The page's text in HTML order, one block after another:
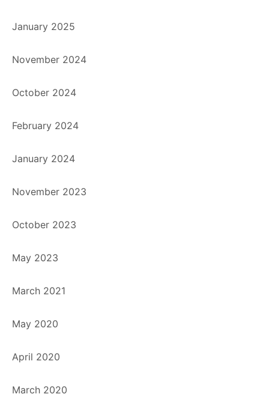
January 2025
November 2024
October 2024
February 2024
January 2024
November 2023
October 2023
May 2023
March 2021
May 2020
April 2020
March 2020